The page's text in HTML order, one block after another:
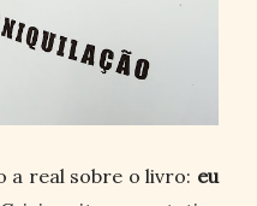
a real sobre o livro: eu